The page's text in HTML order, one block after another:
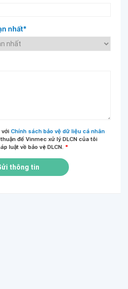
nhất*
với Chính sách bảo vệ dữ liệu cá nhân
để Vinmec xử lý DLCN của tôi
luật về bảo vệ DLCN. *
thông tin